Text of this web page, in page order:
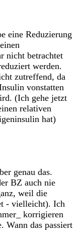
eine Reduzierung
nicht betrachtet
werden.
zutreffend, da
vonstatten
(Ich gehe jetzt
relativen
hat)
genau das.
BZ auch nie
weil die
- vielleicht). Ich
korrigieren
das passiert